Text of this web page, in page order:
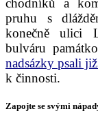
chodníků a
pruhu s
konečně ulici
bulváru
nadsázky psali
k činnosti.
Zapojte se svými